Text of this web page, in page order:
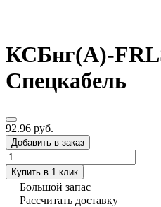
КСБнг(А)-
Спецкабель
92.96 руб.
Добавить в заказ
Купить в 1 клик
Большой запас
Рассчитать доставку